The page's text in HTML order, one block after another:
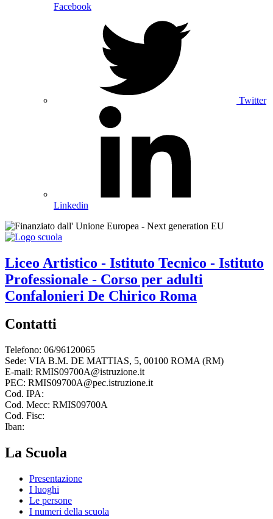
Facebook
Twitter
Linkedin
Liceo Artistico - Istituto Tecnico - Istituto
Professionale - Corso per adulti
Confalonieri De Chirico Roma
Contatti
Telefono: 06/96120065
Sede: VIA B.M. DE MATTIAS, 5, 00100 ROMA (RM)
E-mail: RMIS09700A@istruzione.it
PEC: RMIS09700A@pec.istruzione.it
Cod. IPA:
Cod. Mecc: RMIS09700A
Cod. Fisc:
Iban:
La Scuola
Presentazione
I luoghi
Le persone
I numeri della scuola